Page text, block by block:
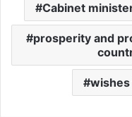
Cabinet
prosperity and
wishes